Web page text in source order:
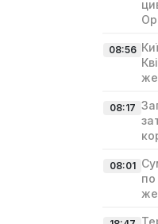
08:56
08:17
08:01
по